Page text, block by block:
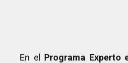
En el Programa Experto